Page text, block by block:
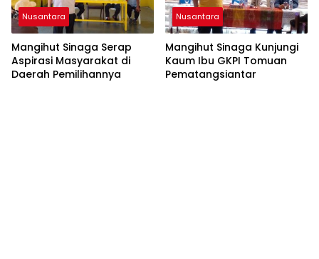
Nusantara
Mangihut Sinaga Serap
Aspirasi Masyarakat di
Daerah Pemilihannya
Nusantara
Mangihut Sinaga Kunjungi
Kaum Ibu GKPI Tomuan
Pematangsiantar